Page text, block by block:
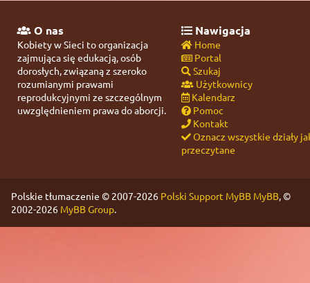
O nas
Kobiety w Sieci to organizacja
zajmująca się edukacją, osób
dorosłych, związaną z szeroko
rozumianymi prawami
reprodukcyjnymi ze szczególnym
uwzględnieniem prawa do aborcji.
Nawigacja
Home
Portal
Szukaj
Użytkownicy
Kalendarz
Pomoc
Kontakt
Oznacz wszystkie działy
przeczytane
Polskie tłumaczenie © 2007-2026 Polski Support MyBB MyBB, ©
2002-2026 MyBB Group.